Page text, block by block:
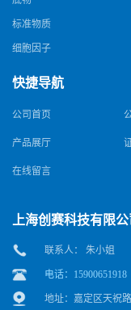
标准物质
细胞因子
快捷导航
公司首页
产品展厅
在线留言
上海创赛科技有限公
联系人： 朱小姐
电话：15900651918
地址：嘉定区天祝